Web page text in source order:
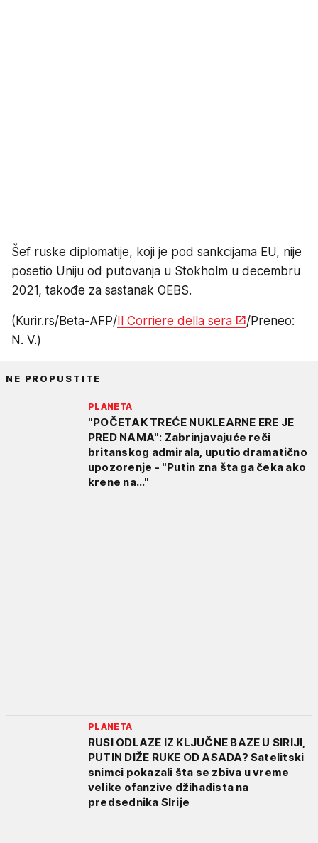
Šef ruske diplomatije, koji je pod sankcijama EU, nije
posetio Uniju od putovanja u Stokholm u decembru
2021, takođe za sastanak OEBS.
(Kurir.rs/Beta-AFP/Il Corriere della sera
/Preneo:
N. V.)
NE PROPUSTITE
PLANETA
"POČETAK TREĆE NUKLEARNE ERE JE
PRED NAMA": Zabrinjavajuće reči
britanskog admirala, uputio dramatično
upozorenje - "Putin zna šta ga čeka ako
krene na..."
PLANETA
RUSI ODLAZE IZ KLJUČNE BAZE U SIRIJI,
PUTIN DIŽE RUKE OD ASADA? Satelitski
snimci pokazali šta se zbiva u vreme
velike ofanzive džihadista na
predsednika SIrije